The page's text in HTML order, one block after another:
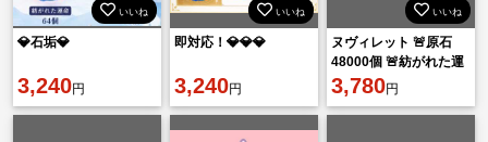
いいね
💎石垢💎
3,240円
いいね
即対応！💎💎💎
3,240円
いいね
ヌヴィレット 🚨原石
48000個 🚨紡がれた運
命60個 🚨出会いの縁
100個
3,780円